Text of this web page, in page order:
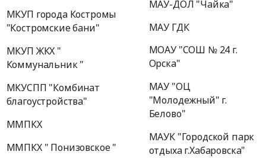
МКУП города Костромы
"Костромские бани"
МКУП ЖКХ "
Коммунальник "
МКУСПП "Комбинат
благоустройства"
ММПКХ
ММПКХ " Понизовское "
МАУ-ДОЛ "Чайка"
МАУ ГДК
МОАУ "СОШ № 24 г.
Орска"
МАУ "ОЦ
"Молодежный" г.
Белово"
МАУК "Городской парк
отдыха г.Хабаровска"